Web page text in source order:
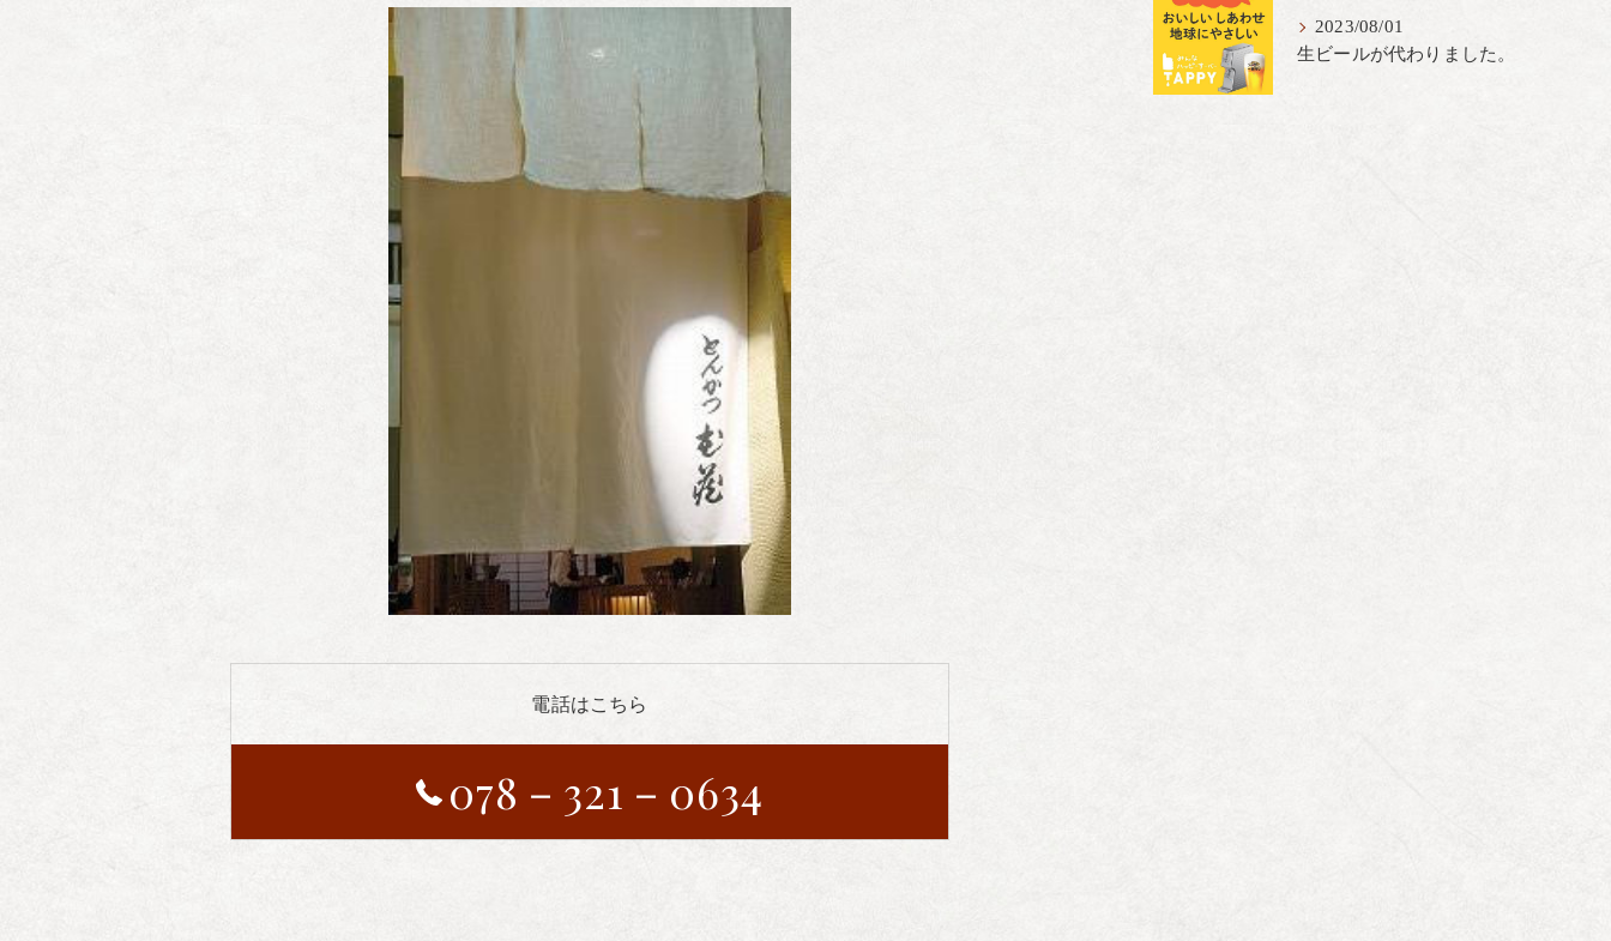
電話はこちら
078－321－0634
2023/08/01
生ビールが代わりました。